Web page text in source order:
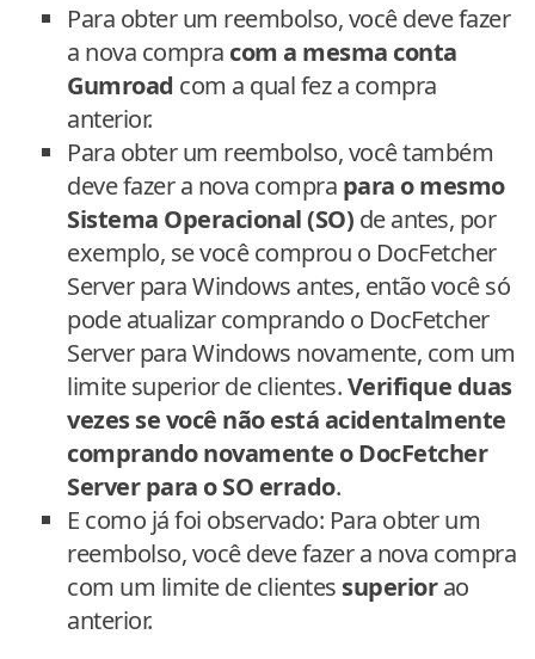
Para obter um reembolso, você deve fazer
a nova compra com a mesma conta
Gumroad com a qual fez a compra
anterior.
Para obter um reembolso, você também
deve fazer a nova compra para o mesmo
Sistema Operacional (SO) de antes, por
exemplo, se você comprou o DocFetcher
Server para Windows antes, então você só
pode atualizar comprando o DocFetcher
Server para Windows novamente, com um
limite superior de clientes.Verifique duas
vezes se você não está acidentalmente
comprando novamente o DocFetcher
Server para o SO errado.
E como já foi observado: Para obter um
reembolso, você deve fazer a nova compra
com um limite de clientes superiorao
anterior.